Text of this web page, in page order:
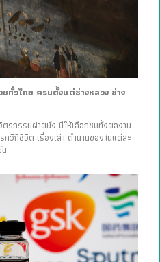
ทั่วไทย ครบตั้งแต่ช่างหลวง ช่าง
รกรรมฝาผนัง มีให้เลือกชมทั้งผลงาน
วิถีชีวิต เรื่องเล่า ตำนานของในแต่ละ